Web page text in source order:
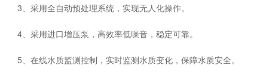
3、采用全自动预处理系统，实现无人化操作。
4、采用进口增压泵，高效率低噪音，稳定可靠。
5、在线水质监测控制，实时监测水质变化，保障水质安全。